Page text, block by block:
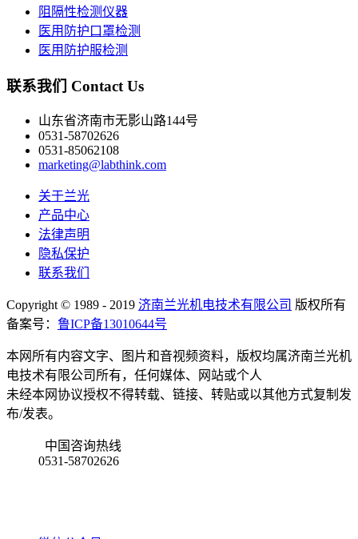
阻隔性检测仪器
医用防护口罩检测
医用防护服检测
联系我们 Contact Us
山东省济南市无影山路144号
0531-58702626
0531-85062108
marketing@labthink.com
关于兰光
产品中心
法律声明
隐私保护
联系我们
Copyright © 1989 - 2019 济南兰光机电技术有限公司 版权所有
备案号： 鲁ICP备13010644号
本网所有内容文字、图片和音视频资料，版权均属济南兰光机
电技术有限公司所有，任何媒体、网站或个人
未经本网协议授权不得转载、链接、转贴或以其他方式复制发
布/发表。
中国咨询热线
0531-58702626